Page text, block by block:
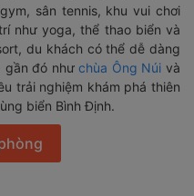
sân tennis, khu vui chơi
như yoga, thể thao biển và
du khách có thể dễ dàng
gần đó nhưchùa Ông Núi và
trải nghiệm khám phá thiên
biển Bình Định.